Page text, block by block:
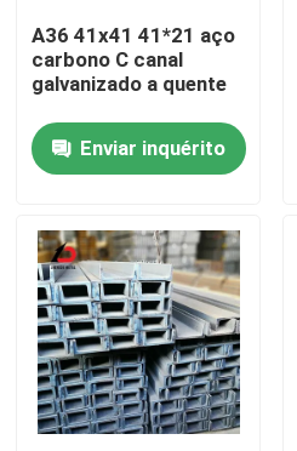
Visita à fábrica
Controle de qualidade
Casos
Solicite um orçamento
Cobre de aço galvanizado
A36 41x41 41*21 aço
carbono C canal
galvanizado a quente
Enviar inquérito